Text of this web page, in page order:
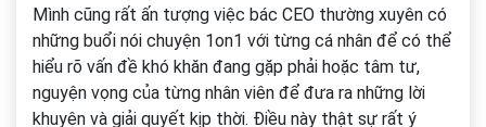
Mình cũng rất ấn tượng việc bác CEO thường xuyên có
những buổi nói chuyện 1on1 với từng cá nhân để có thể
hiểu rõ vấn đề khó khăn đang gặp phải hoặc tâm tư,
nguyện vọng của từng nhân viên để đưa ra những lời
khuyên và giải quyết kịp thời. Điều này thật sự rất ý